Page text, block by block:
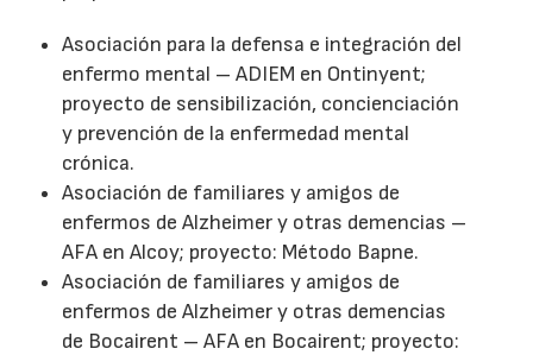
Asociación para la defensa e integración del
enfermo mental – ADIEM en Ontinyent;
proyecto de sensibilización, concienciación
y prevención de la enfermedad mental
crónica.
Asociación de familiares y amigos de
enfermos de Alzheimer y otras demencias –
AFA en Alcoy; proyecto: Método Bapne.
Asociación de familiares y amigos de
enfermos de Alzheimer y otras demencias
de Bocairent – AFA en Bocairent; proyecto: